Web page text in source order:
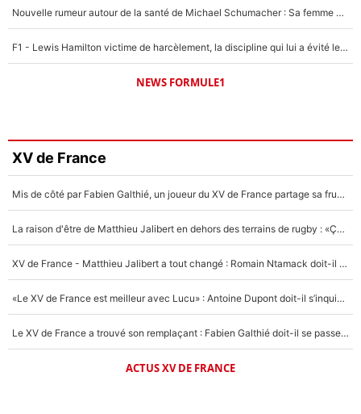
Nouvelle rumeur autour de la santé de Michael Schumacher : Sa femme Corinna sort du silence
F1 - Lewis Hamilton victime de harcèlement, la discipline qui lui a évité le pire : «J'aurais probablement mal tourné»
NEWS FORMULE1
XV de France
Mis de côté par Fabien Galthié, un joueur du XV de France partage sa frustration : «ils ne me l’ont pas dit tout de suite»
La raison d'être de Matthieu Jalibert en dehors des terrains de rugby : «Ça m'atteint autant que si tu touches à un membre de ma famille»
XV de France - Matthieu Jalibert a tout changé : Romain Ntamack doit-il s’inquiéter pour sa place à un an de la Coupe du monde ?
«Le XV de France est meilleur avec Lucu» : Antoine Dupont doit-il s’inquiéter pour sa place ?
Le XV de France a trouvé son remplaçant : Fabien Galthié doit-il se passer d'Antoine Dupont ?
ACTUS XV DE FRANCE